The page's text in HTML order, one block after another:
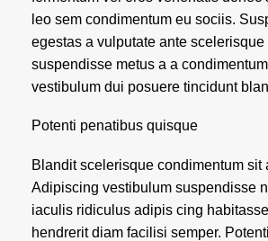
leo sem condimentum eu sociis.
egestas a vulputate ante
suspendisse metus a a
vestibulum dui posuere tincidunt
Potenti penatibus quisque
Blandit scelerisque condimentum sit
Adipiscing vestibulum suspendisse
iaculis ridiculus adipis cing
hendrerit diam facilisi semper.